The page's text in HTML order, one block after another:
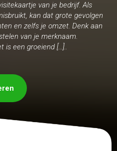
van je bedrijf. Als
kan dat grote gevolgen
en zelfs je omzet. Denk aan
van je merknaam.
is een groeiend […]..